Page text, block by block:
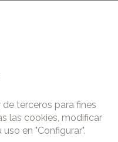
Real. Todos los
total o parcial
terceros para fines
las cookies, modificar
en "Configurar".